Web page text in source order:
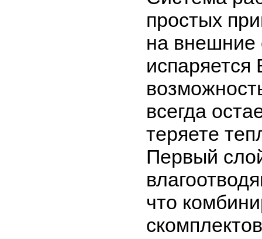
простых
на внешние
испаряется
всегда
теряете
Первый
что